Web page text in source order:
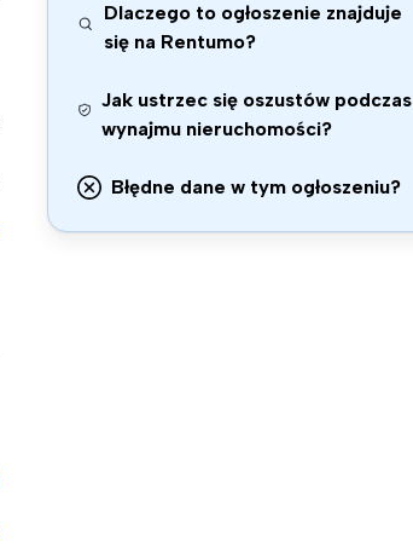
Dlaczego to ogłoszenie znajduje
się na Rentumo?
Jak ustrzec się oszustów podczas
wynajmu nieruchomości?
Błędne dane w tym ogłoszeniu?